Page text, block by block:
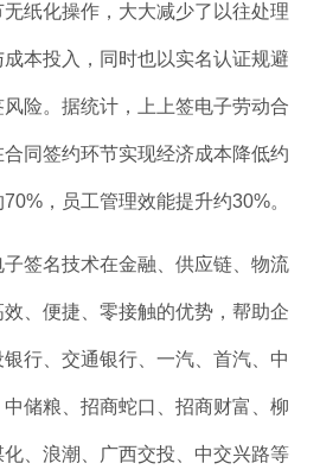
纸化操作，大大减少了以往处理
本投入，同时也以实名认证规避
险。据统计，上上签电子劳动合
同签约环节实现经济成本降低约
，员工管理效能提升约30%。
签名技术在金融、供应链、物流
、便捷、零接触的优势，帮助企
行、交通银行、一汽、首汽、中
储粮、招商蛇口、招商财富、柳
、浪潮、广西交投、中交兴路等